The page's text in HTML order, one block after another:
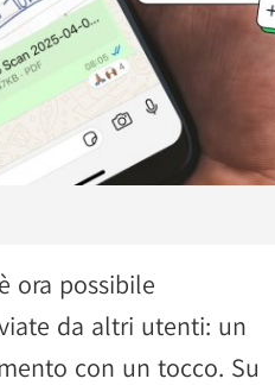
ora possibile
da altri utenti: un
con un tocco. Su